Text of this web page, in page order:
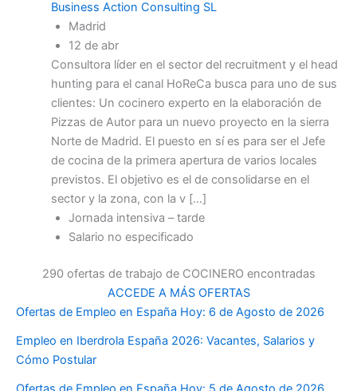
Business Action Consulting SL
Madrid
12 de abr
Consultora líder en el sector del recruitment y el head
hunting para el canal HoReCa busca para uno de sus
clientes: Un cocinero experto en la elaboración de
Pizzas de Autor para un nuevo proyecto en la sierra
Norte de Madrid. El puesto en sí es para ser el Jefe
de cocina de la primera apertura de varios locales
previstos. El objetivo es el de consolidarse en el
sector y la zona, con la v […]
Jornada intensiva – tarde
Salario no especificado
290 ofertas de trabajo de COCINERO encontradas
ACCEDE A MÁS OFERTAS
Ofertas de Empleo en España Hoy: 6 de Agosto de 2026
Empleo en Iberdrola España 2026: Vacantes, Salarios y
Cómo Postular